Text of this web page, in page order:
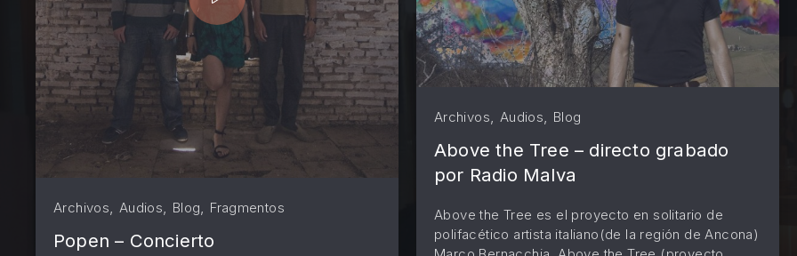
Archivos Audios Blog Fragmentos
Popen – Concierto
Archivos Audios Blog
Above the Tree – directo grabado
por Radio Malva
Above the Tree es el proyecto en solitario de
polifacético artista italiano(de la región de Ancona)
PREVIOUS